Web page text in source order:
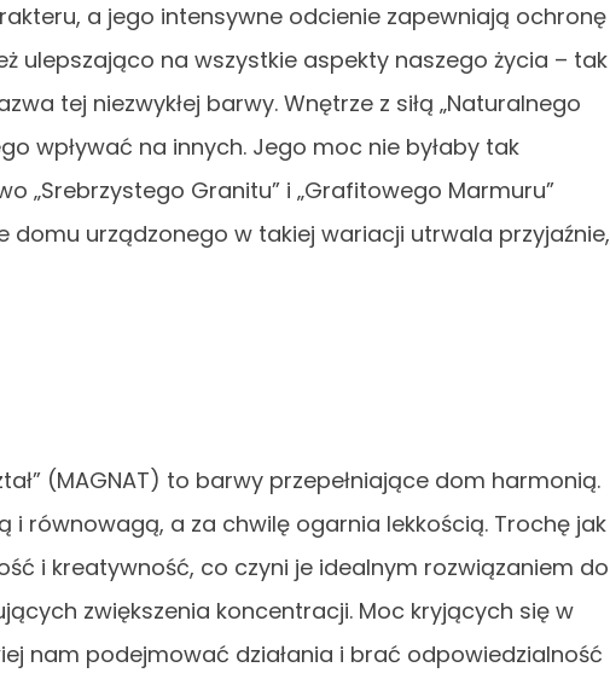
a jego intensywne odcienie zapewniają ochronę
ulepszająco na wszystkie aspekty naszego życia – tak
tej niezwykłej barwy. Wnętrze z siłą „Naturalnego
wpływać na innych. Jego moc nie byłaby tak
„Srebrzystego Granitu” i „Grafitowego Marmuru”
domu urządzonego w takiej wariacji utrwala przyjaźnie,
(MAGNAT) to barwy przepełniające dom harmonią.
i równowagą, a za chwilę ogarnia lekkością. Trochę jak
i kreatywność, co czyni je idealnym rozwiązaniem do
zwiększenia koncentracji. Moc kryjących się w
nam podejmować działania i brać odpowiedzialność